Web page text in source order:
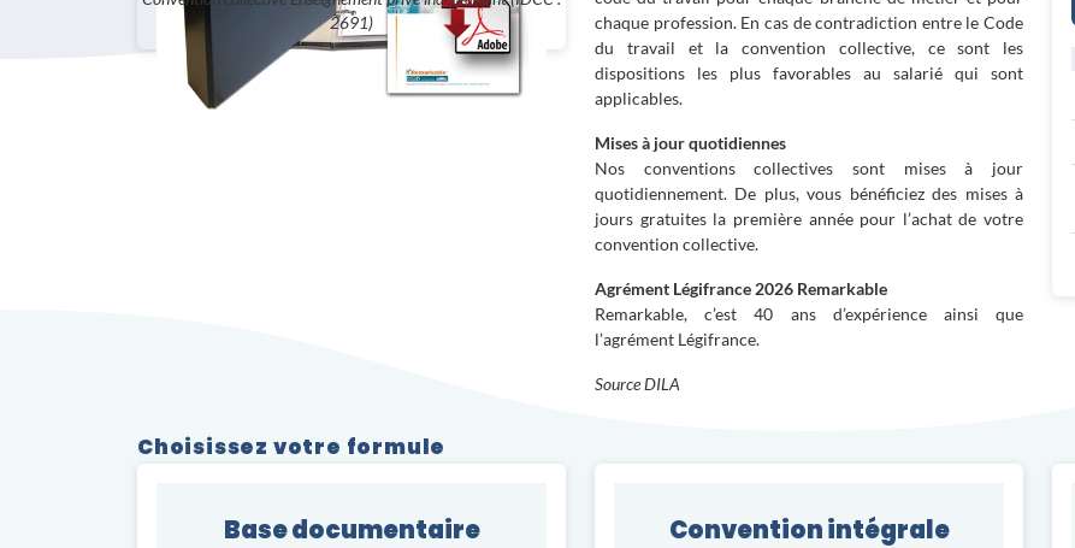
2691)
chaque profession. En cas de contradiction entre le Code
du travail et la convention collective, ce sont les
dispositions les plus favorables au salarié qui sont
applicables.
Mises à jour quotidiennes
Nos conventions collectives sont mises à jour
quotidiennement. De plus, vous bénéficiez des mises à
jours gratuites la première année pour l’achat de votre
convention collective.
Agrément Légifrance 2026 Remarkable
Remarkable, c’est 40 ans d’expérience ainsi que
l’agrément Légifrance.
Source DILA
Choisissez votre formule
Base documentaire Convention intégrale